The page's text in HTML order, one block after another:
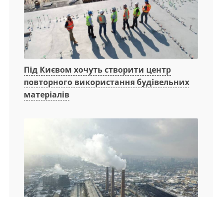
Під Києвом хочуть створити центр
повторного використання будівельних
матеріалів